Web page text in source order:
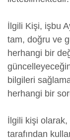
İlgili Kişi, işbu
tam, doğru ve
herhangi bir
bilgileri
herhangi bir
İlgili kişi
tarafından